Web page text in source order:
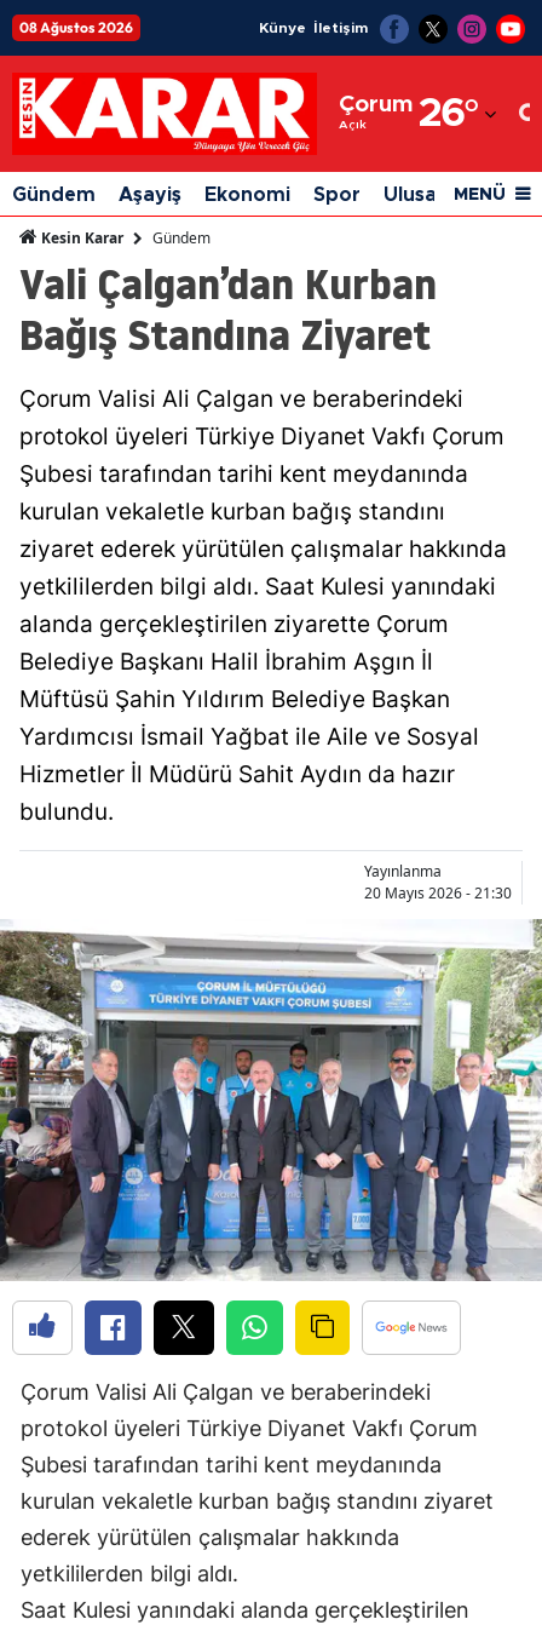
08 Ağustos 2026 Künye İletişim
Çorum
Açık 26°
Adıyaman
Afyonkarahisar
Ağrı
Amasya
Ankara
Aydın
Balıkesir
Bingöl
Bitlis
Burdur
Çanakkale
Çorum
Denizli
Diyarbakır
Edirne
Elazığ
Erzincan
Erzurum
Eskişehir
Gaziantep
Gümüşhane
Hakkari
Isparta
Gündem Aşayiş Ekonomi Spor Ulusal Siyaset
MENÜ
Kesin Karar Gündem
Vali Çalgan’dan Kurban
Bağış Standına Ziyaret
Çorum Valisi Ali Çalgan ve beraberindeki
protokol üyeleri Türkiye Diyanet Vakfı Çorum
Şubesi tarafından tarihi kent meydanında
kurulan vekaletle kurban bağış standını
ziyaret ederek yürütülen çalışmalar hakkında
yetkililerden bilgi aldı. Saat Kulesi yanındaki
alanda gerçekleştirilen ziyarette Çorum
Belediye Başkanı Halil İbrahim Aşgın İl
Müftüsü Şahin Yıldırım Belediye Başkan
Yardımcısı İsmail Yağbat ile Aile ve Sosyal
Hizmetler İl Müdürü Sahit Aydın da hazır
bulundu.
Yayınlanma
20 Mayıs 2026 - 21:30
Çorum Valisi Ali Çalgan ve beraberindeki
protokol üyeleri Türkiye Diyanet Vakfı Çorum
Şubesi tarafından tarihi kent meydanında
kurulan vekaletle kurban bağış standını ziyaret
ederek yürütülen çalışmalar hakkında
yetkililerden bilgi aldı.
Saat Kulesi yanındaki alanda gerçekleştirilen